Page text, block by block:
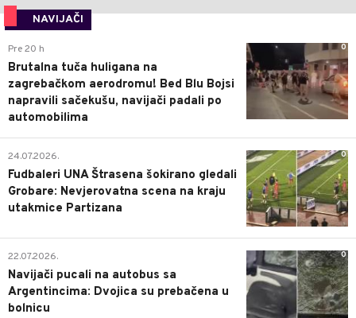
NAVIJAČI
0
Pre 20 h
Brutalna tuča huligana na
zagrebačkom aerodromu! Bed Blu Bojsi
napravili sačekušu, navijači padali po
automobilima
0
24.07.2026.
Fudbaleri UNA Štrasena šokirano gledali
Grobare: Nevjerovatna scena na kraju
utakmice Partizana
0
22.07.2026.
Navijači pucali na autobus sa
Argentincima: Dvojica su prebačena u
bolnicu